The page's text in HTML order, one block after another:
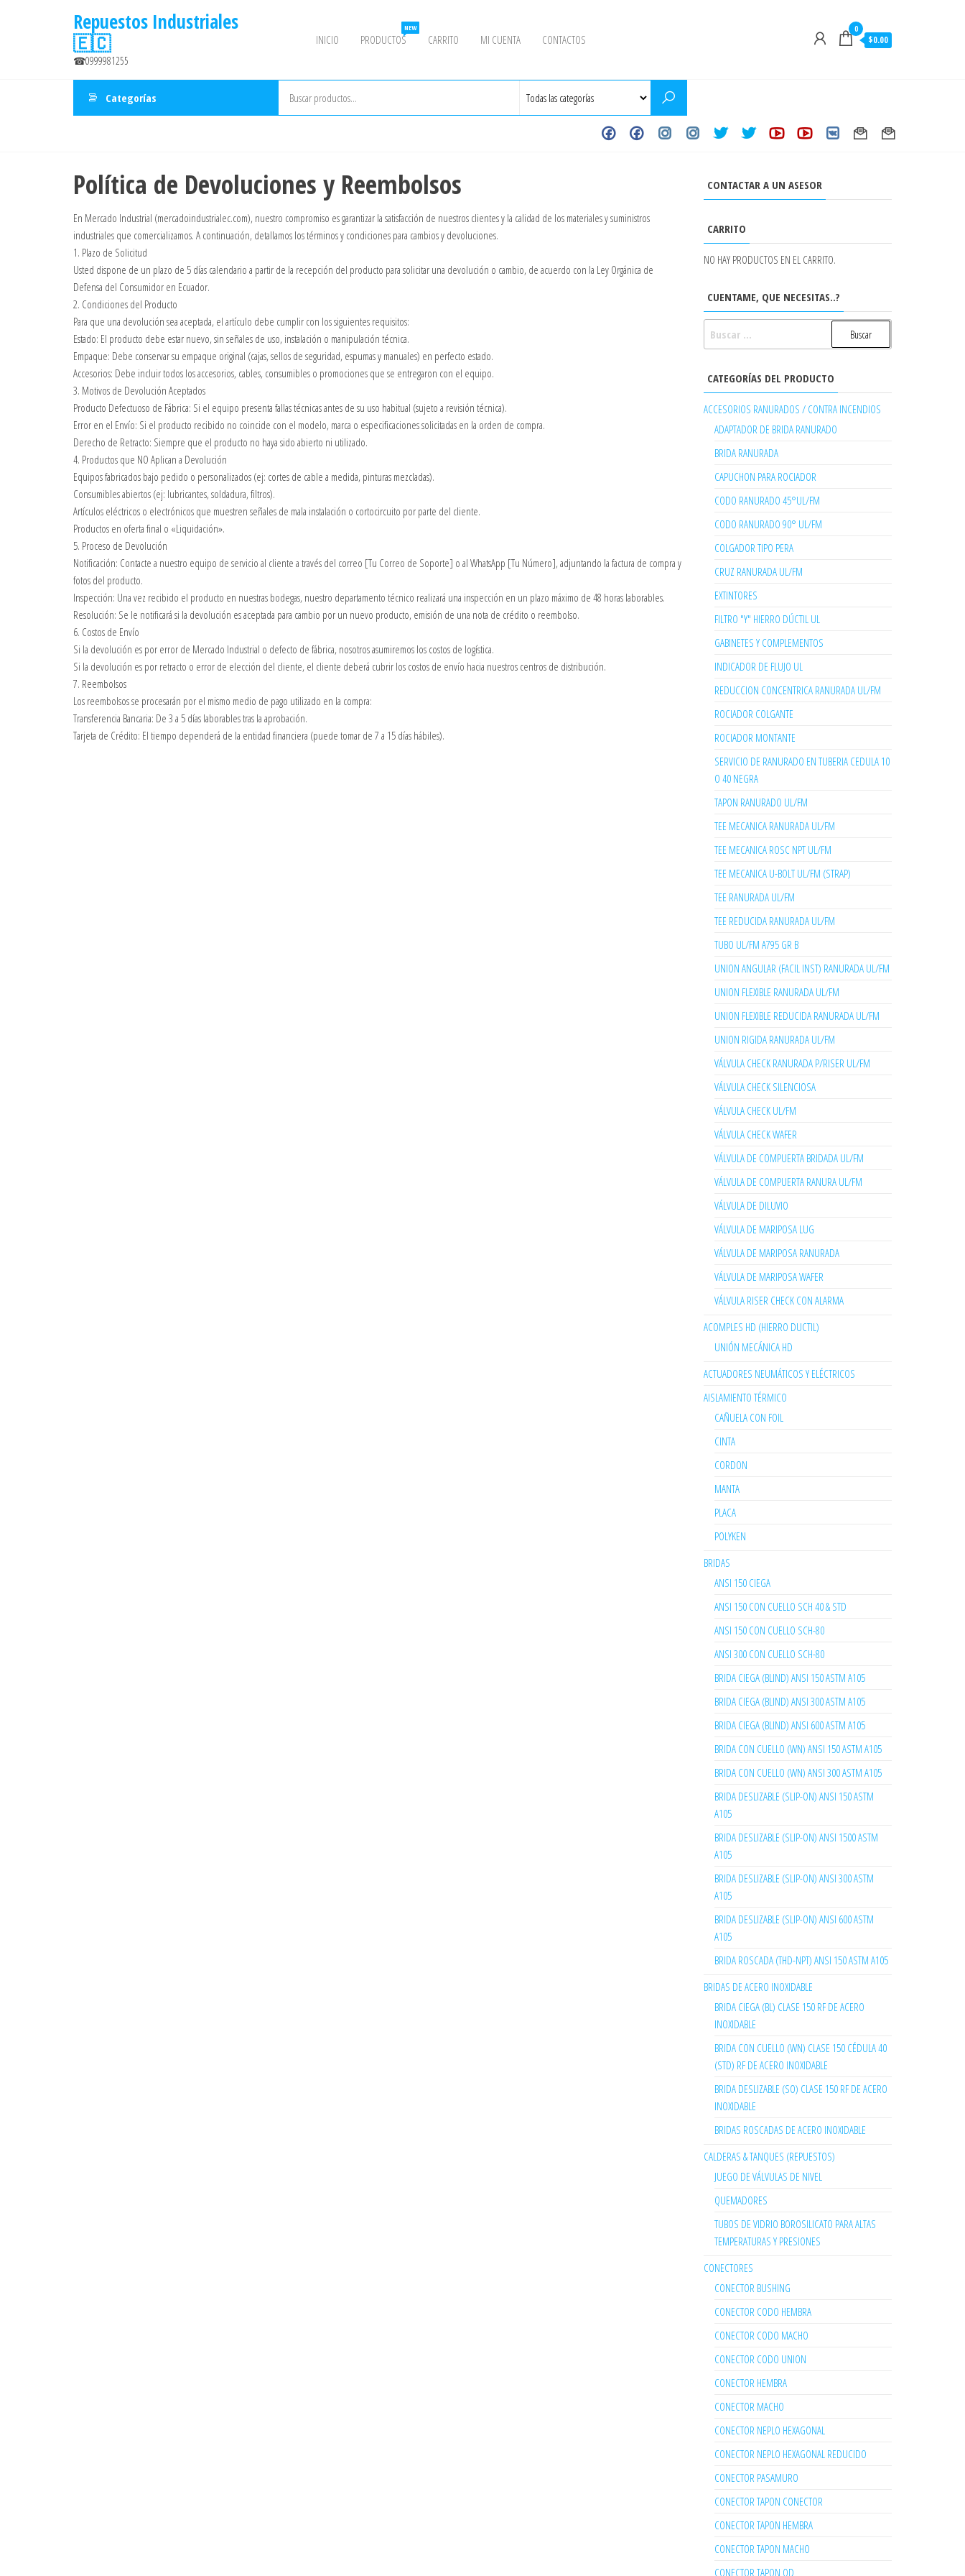
Repuestos Industriales
🇪🇨
☎0999981255
INICIO PRODUCTOS
NEW
CARRITO MI CUENTA CONTACTOS
0
$0.00
Categorías
Política de Devoluciones y Reembolsos
En Mercado Industrial (mercadoindustrialec.com), nuestro compromiso es garantizar la satisfacción de nuestros clientes y la calidad de los materiales y suministros
industriales que comercializamos. A continuación, detallamos los términos y condiciones para cambios y devoluciones.
1. Plazo de Solicitud
Usted dispone de un plazo de 5 días calendario a partir de la recepción del producto para solicitar una devolución o cambio, de acuerdo con la Ley Orgánica de
Defensa del Consumidor en Ecuador.
2. Condiciones del Producto
Para que una devolución sea aceptada, el artículo debe cumplir con los siguientes requisitos:
Estado: El producto debe estar nuevo, sin señales de uso, instalación o manipulación técnica.
Empaque: Debe conservar su empaque original (cajas, sellos de seguridad, espumas y manuales) en perfecto estado.
Accesorios: Debe incluir todos los accesorios, cables, consumibles o promociones que se entregaron con el equipo.
3. Motivos de Devolución Aceptados
Producto Defectuoso de Fábrica: Si el equipo presenta fallas técnicas antes de su uso habitual (sujeto a revisión técnica).
Error en el Envío: Si el producto recibido no coincide con el modelo, marca o especificaciones solicitadas en la orden de compra.
Derecho de Retracto: Siempre que el producto no haya sido abierto ni utilizado.
4. Productos que NO Aplican a Devolución
Equipos fabricados bajo pedido o personalizados (ej: cortes de cable a medida, pinturas mezcladas).
Consumibles abiertos (ej: lubricantes, soldadura, filtros).
Artículos eléctricos o electrónicos que muestren señales de mala instalación o cortocircuito por parte del cliente.
Productos en oferta final o «Liquidación».
5. Proceso de Devolución
Notificación: Contacte a nuestro equipo de servicio al cliente a través del correo [Tu Correo de Soporte] o al WhatsApp [Tu Número], adjuntando la factura de compra y
fotos del producto.
Inspección: Una vez recibido el producto en nuestras bodegas, nuestro departamento técnico realizará una inspección en un plazo máximo de 48 horas laborables.
Resolución: Se le notificará si la devolución es aceptada para cambio por un nuevo producto, emisión de una nota de crédito o reembolso.
6. Costos de Envío
Si la devolución es por error de Mercado Industrial o defecto de fábrica, nosotros asumiremos los costos de logística.
Si la devolución es por retracto o error de elección del cliente, el cliente deberá cubrir los costos de envío hacia nuestros centros de distribución.
7. Reembolsos
Los reembolsos se procesarán por el mismo medio de pago utilizado en la compra:
Transferencia Bancaria: De 3 a 5 días laborables tras la aprobación.
Tarjeta de Crédito: El tiempo dependerá de la entidad financiera (puede tomar de 7 a 15 días hábiles).
CONTACTAR A UN ASESOR
CARRITO
NO HAY PRODUCTOS EN EL CARRITO.
CUENTAME, QUE NECESITAS..?
CATEGORÍAS DEL PRODUCTO
ACCESORIOS RANURADOS / CONTRA INCENDIOS
ADAPTADOR DE BRIDA RANURADO
BRIDA RANURADA
CAPUCHON PARA ROCIADOR
CODO RANURADO 45°UL/FM
CODO RANURADO 90° UL/FM
COLGADOR TIPO PERA
CRUZ RANURADA UL/FM
EXTINTORES
FILTRO "Y" HIERRO DÚCTIL UL
GABINETES Y COMPLEMENTOS
INDICADOR DE FLUJO UL
REDUCCION CONCENTRICA RANURADA UL/FM
ROCIADOR COLGANTE
ROCIADOR MONTANTE
SERVICIO DE RANURADO EN TUBERIA CEDULA 10
O 40 NEGRA
TAPON RANURADO UL/FM
TEE MECANICA RANURADA UL/FM
TEE MECANICA ROSC NPT UL/FM
TEE MECANICA U-BOLT UL/FM (STRAP)
TEE RANURADA UL/FM
TEE REDUCIDA RANURADA UL/FM
TUBO UL/FM A795 GR B
UNION ANGULAR (FACIL INST) RANURADA UL/FM
UNION FLEXIBLE RANURADA UL/FM
UNION FLEXIBLE REDUCIDA RANURADA UL/FM
UNION RIGIDA RANURADA UL/FM
VÁLVULA CHECK RANURADA P/RISER UL/FM
VÁLVULA CHECK SILENCIOSA
VÁLVULA CHECK UL/FM
VÁLVULA CHECK WAFER
VÁLVULA DE COMPUERTA BRIDADA UL/FM
VÁLVULA DE COMPUERTA RANURA UL/FM
VÁLVULA DE DILUVIO
VÁLVULA DE MARIPOSA LUG
VÁLVULA DE MARIPOSA RANURADA
VÁLVULA DE MARIPOSA WAFER
VÁLVULA RISER CHECK CON ALARMA
ACOMPLES HD (HIERRO DUCTIL)
UNIÓN MECÁNICA HD
ACTUADORES NEUMÁTICOS Y ELÉCTRICOS
AISLAMIENTO TÉRMICO
CAÑUELA CON FOIL
CINTA
CORDON
MANTA
PLACA
POLYKEN
BRIDAS
ANSI 150 CIEGA
ANSI 150 CON CUELLO SCH 40 & STD
ANSI 150 CON CUELLO SCH-80
ANSI 300 CON CUELLO SCH-80
BRIDA CIEGA (BLIND) ANSI 150 ASTM A105
BRIDA CIEGA (BLIND) ANSI 300 ASTM A105
BRIDA CIEGA (BLIND) ANSI 600 ASTM A105
BRIDA CON CUELLO (WN) ANSI 150 ASTM A105
BRIDA CON CUELLO (WN) ANSI 300 ASTM A105
BRIDA DESLIZABLE (SLIP-ON) ANSI 150 ASTM
A105
BRIDA DESLIZABLE (SLIP-ON) ANSI 1500 ASTM
A105
BRIDA DESLIZABLE (SLIP-ON) ANSI 300 ASTM
A105
BRIDA DESLIZABLE (SLIP-ON) ANSI 600 ASTM
A105
BRIDA ROSCADA (THD-NPT) ANSI 150 ASTM A105
BRIDAS DE ACERO INOXIDABLE
BRIDA CIEGA (BL) CLASE 150 RF DE ACERO
INOXIDABLE
BRIDA CON CUELLO (WN) CLASE 150 CÉDULA 40
(STD) RF DE ACERO INOXIDABLE
BRIDA DESLIZABLE (SO) CLASE 150 RF DE ACERO
INOXIDABLE
BRIDAS ROSCADAS DE ACERO INOXIDABLE
CALDERAS & TANQUES (REPUESTOS)
JUEGO DE VÁLVULAS DE NIVEL
QUEMADORES
TUBOS DE VIDRIO BOROSILICATO PARA ALTAS
TEMPERATURAS Y PRESIONES
CONECTORES
CONECTOR BUSHING
CONECTOR CODO HEMBRA
CONECTOR CODO MACHO
CONECTOR CODO UNION
CONECTOR HEMBRA
CONECTOR MACHO
CONECTOR NEPLO HEXAGONAL
CONECTOR NEPLO HEXAGONAL REDUCIDO
CONECTOR PASAMURO
CONECTOR TAPON CONECTOR
CONECTOR TAPON HEMBRA
CONECTOR TAPON MACHO
CONECTOR TAPON OD